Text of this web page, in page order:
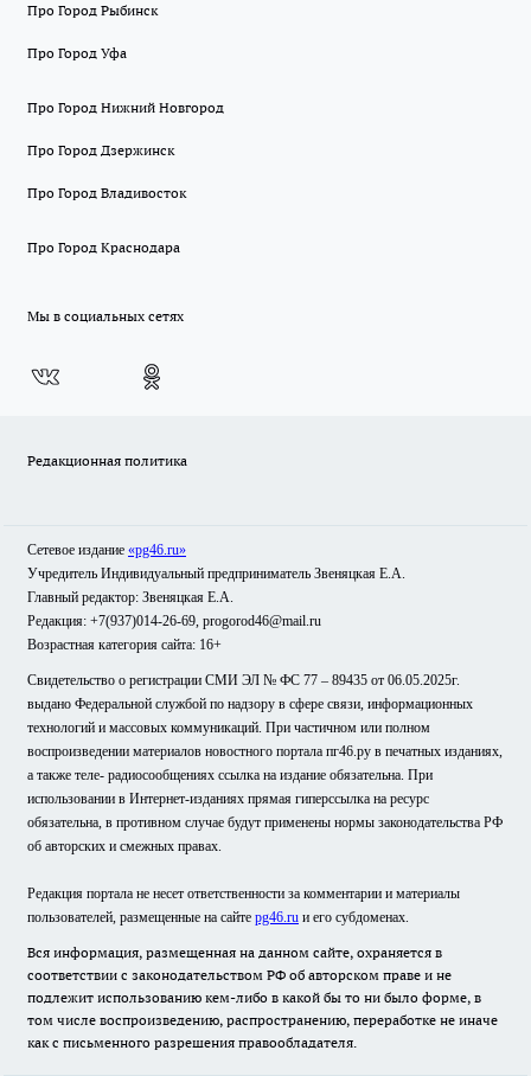
Про Город Рыбинск
Про Город Уфа
Про Город Нижний Новгород
Про Город Дзержинск
Про Город Владивосток
Про Город Краснодара
Мы в социальных сетях
Редакционная политика
Сетевое издание «pg46.ru»
Учредитель Индивидуальный предприниматель Звеняцкая Е.А.
Главный редактор: Звеняцкая Е.А.
Редакция: +7(937)014-26-69, progorod46@mail.ru
Возрастная категория сайта: 16+
Свидетельство о регистрации СМИ ЭЛ № ФС 77 – 89435 от 06.05.2025г.
выдано Федеральной службой по надзору в сфере связи, информационных
технологий и массовых коммуникаций. При частичном или полном
воспроизведении материалов новостного портала пг46.ру в печатных изданиях,
а также теле- радиосообщениях ссылка на издание обязательна. При
использовании в Интернет-изданиях прямая гиперссылка на ресурс
обязательна, в противном случае будут применены нормы законодательства РФ
об авторских и смежных правах.
Редакция портала не несет ответственности за комментарии и материалы
пользователей, размещенные на сайте pg46.ru и его субдоменах.
Вся информация, размещенная на данном сайте, охраняется в
соответствии с законодательством РФ об авторском праве и не
подлежит использованию кем-либо в какой бы то ни было форме, в
том числе воспроизведению, распространению, переработке не иначе
как с письменного разрешения правообладателя.